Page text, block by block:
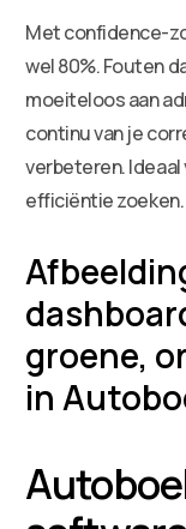
Met confidence-
wel 80%. Fouten
moeiteloos aan
continu van je
verbeteren. Ideaal
efficiëntie zoeken.
groene,
in